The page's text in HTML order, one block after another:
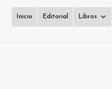
Inicio Editorial Libros